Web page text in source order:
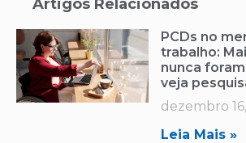
Artigos Relacionados
PCDs no
trabalho:
nunca
veja
dezembro
Leia Mais »